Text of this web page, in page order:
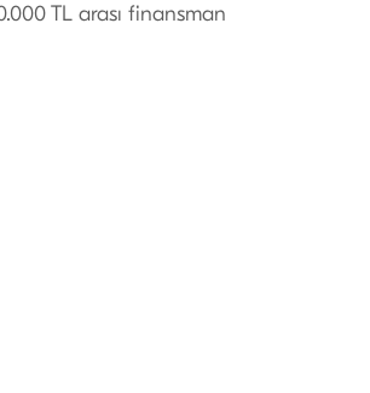
TL arası finansman